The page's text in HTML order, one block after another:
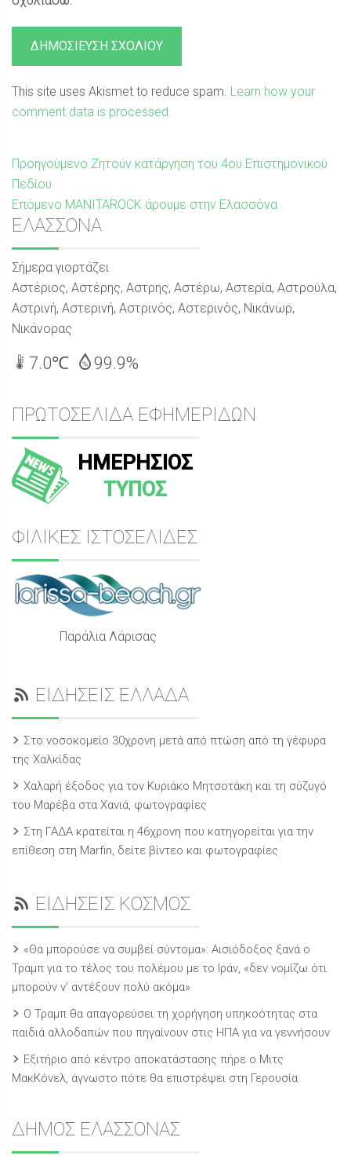
This site uses Akismet to reduce spam. Learn how your
comment data is processed.
Πλοήγηση
άρθρων
Προηγούμενο Προηγούμενη
Ζητούν κατάργηση του 4ου Επιστημονικού
Πεδίου
Επόμενο Επόμενη
δημοσίευση:
MANITAROCK άρουμε στην Ελασσόνα
Sidebar
ΕΛΑΣΣΟΝΑ
Σήμερα γιορτάζει
Αστέριος, Αστέρης, Αστρης, Αστέρω, Αστερία, Αστρούλα,
Αστρινή, Αστερινή, Αστρινός, Αστερινός, Νικάνωρ,
Νικάνορας
7.0℃ 99.9%
ΠΡΩΤΟΣΕΛΙΔΑ ΕΦΗΜΕΡΙΔΩΝ
ΗΜΕΡΗΣΙΟΣ
ΤΥΠΟΣ
ΦΙΛΙΚΕΣ ΙΣΤΟΣΕΛΙΔΕΣ
Παράλια Λάρισας
ΕΙΔΗΣΕΙΣ ΕΛΛΑΔΑ
Στο νοσοκομείο 30χρονη μετά από πτώση από τη γέφυρα
της Χαλκίδας
Χαλαρή έξοδος για τον Κυριάκο Μητσοτάκη και τη σύζυγό
του Μαρέβα στα Χανιά, φωτογραφίες
Στη ΓΑΔΑ κρατείται η 46χρονη που κατηγορείται για την
επίθεση στη Marfin, δείτε βίντεο και φωτογραφίες
ΕΙΔΗΣΕΙΣ ΚΟΣΜΟΣ
«Θα μπορούσε να συμβεί σύντομα»: Αισιόδοξος ξανά ο
Τραμπ για το τέλος του πολέμου με το Ιράν, «δεν νομίζω ότι
μπορούν ν' αντέξουν πολύ ακόμα»
Ο Τραμπ θα απαγορεύσει τη χορήγηση υπηκοότητας στα
παιδιά αλλοδαπών που πηγαίνουν στις ΗΠΑ για να γεννήσουν
Εξιτήριο από κέντρο αποκατάστασης πήρε ο Μιτς
ΜακΚόνελ, άγνωστο πότε θα επιστρέψει στη Γερουσία
ΔΗΜΟΣ ΕΛΑΣΣΟΝΑΣ